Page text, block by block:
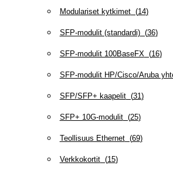
Modulariset kytkimet(14)
SFP-modulit (standardi)(36)
SFP-modulit 100BaseFX(16)
SFP-modulit HP/Cisco/Aruba
SFP/SFP+ kaapelit(31)
SFP+ 10G-modulit(25)
Teollisuus Ethernet(69)
Verkkokortit(15)